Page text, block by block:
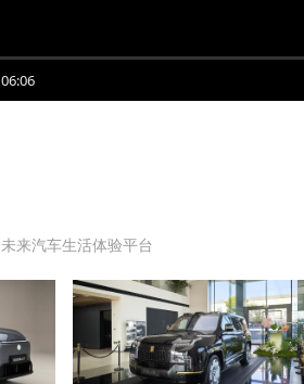
06:06
未来汽车生活体验平台